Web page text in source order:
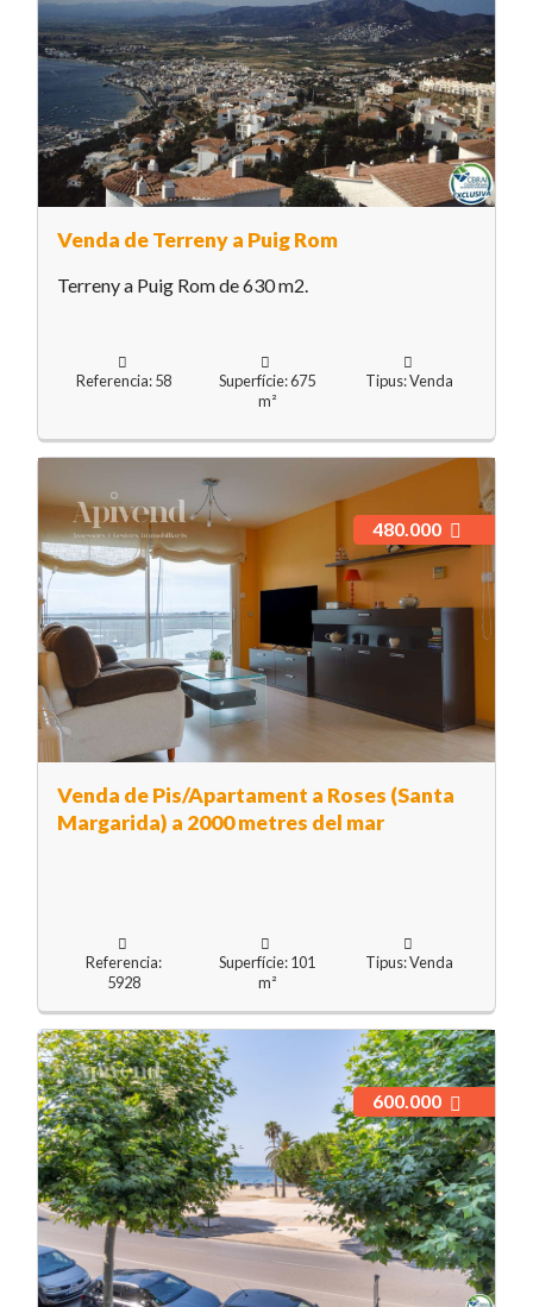
Venda de Terreny a Puig Rom
Terreny a Puig Rom de 630 m2.
Referencia: 58
Superfície: 675
m²
Tipus: Venda
Venda de Pis/Apartament a Roses (Santa
Margarida) a 2000 metres del mar
480.000
Referencia:
5928
Superfície: 101
m²
Tipus: Venda
600.000